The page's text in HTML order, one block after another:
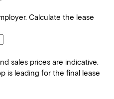
Calculate the lease
sales prices are indicative.
is leading for the final lease